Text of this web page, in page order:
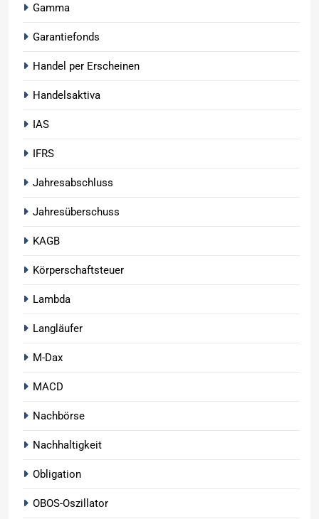
Gamma
Garantiefonds
Handel per Erscheinen
Handelsaktiva
IAS
IFRS
Jahresabschluss
Jahresüberschuss
KAGB
Körperschaftsteuer
Lambda
Langläufer
M-Dax
MACD
Nachbörse
Nachhaltigkeit
Obligation
OBOS-Oszillator